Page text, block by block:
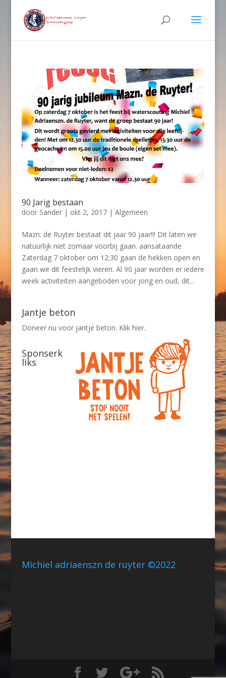
90 Jarig bestaan
door Sander| okt 2, 2017| Algemeen
Mazn. de Ruyter bestaat dit jaar 90 jaar!!! Dit laten we
natuurlijk niet zomaar voorbij gaan. aansataande
Zaterdag 7 oktober om 12:30 gaan de hekken open en
gaan we dit feestelijk vieren. Al 90 jaar worden er iedere
week activiteiten aangeboden voor jong en oud, dit...
Jantje beton
Doneer nu voor jantje beton. Klik hier.
Sponserk
liks
Michiel adriaenszn de ruyter ©2022